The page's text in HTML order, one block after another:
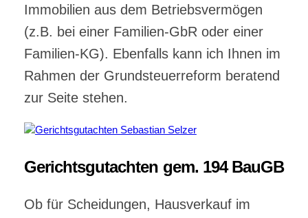
Immobilien aus dem Betriebsvermögen
(z.B. bei einer Familien-GbR oder einer
Familien-KG). Ebenfalls kann ich Ihnen im
Rahmen der Grundsteuerreform beratend
zur Seite stehen.
Gerichtsgutachten gem. 194 BauGB
Ob für Scheidungen, Hausverkauf im